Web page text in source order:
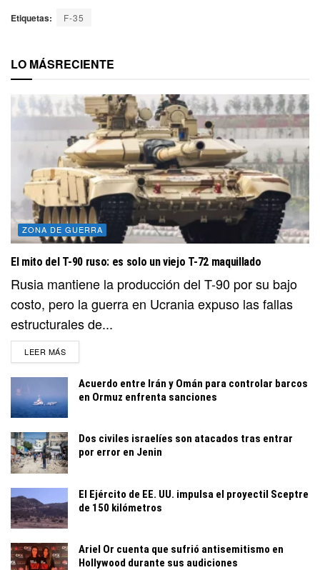
Etiquetas: F-35
LO MÁSRECIENTE
ZONA DE GUERRA
El mito del T-90 ruso: es solo un viejo T-72 maquillado
Rusia mantiene la producción del T-90 por su bajo
costo, pero la guerra en Ucrania expuso las fallas
estructurales de...
LEER MÁSDETAILS
Acuerdo entre Irán y Omán para controlar barcos
en Ormuz enfrenta sanciones
Dos civiles israelíes son atacados tras entrar
por error en Jenin
El Ejército de EE. UU. impulsa el proyectil Sceptre
de 150 kilómetros
Ariel Or cuenta que sufrió antisemitismo en
Hollywood durante sus audiciones